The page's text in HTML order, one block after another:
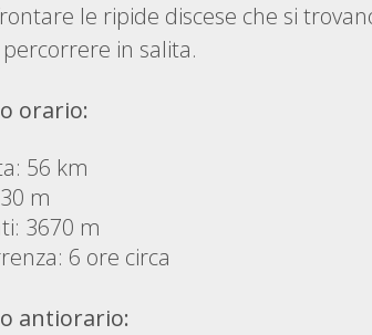
le ripide discese che si
in salita.
orario:
56 km
m
3670 m
6 ore circa
antiorario: